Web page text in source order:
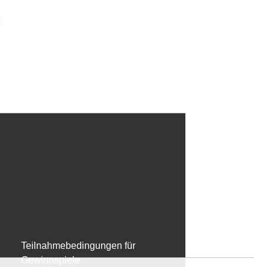
Teilnahmebedingungen für
Gewinnspiele